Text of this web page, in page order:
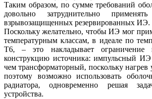
Таким образом, по сумме требований
довольно затруднительно
взрывозащищенных резервированных ИЭ.
Поскольку желательно, чтобы ИЭ мог
температурным классам, в идеале по
Т6, – это накладывает ограничение
конструкцию источника: импульсный ИЭ
чем трансформаторный, поскольку нагрев
поэтому возможно использовать
радиатора, одновременно решая
устройства.